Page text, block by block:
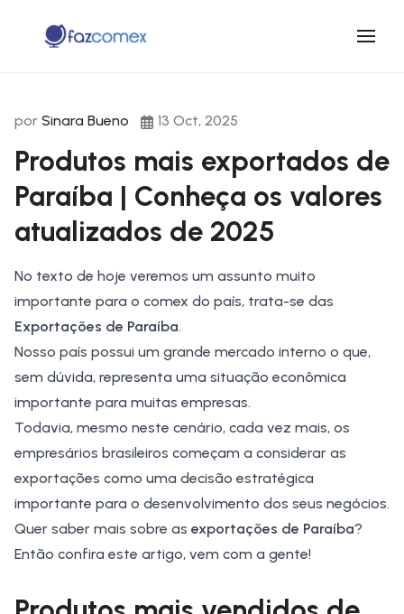
por Sinara Bueno 13 Oct, 2025
Produtos mais exportados de
Paraíba | Conheça os valores
atualizados de 2025
No texto de hoje veremos um assunto muito
importante para o comex do país, trata-se das
Exportações de Paraíba.
Nosso país possui um grande mercado interno o que,
sem dúvida, representa uma situação econômica
importante para muitas empresas.
Todavia, mesmo neste cenário, cada vez mais, os
empresários brasileiros começam a considerar as
exportações como uma decisão estratégica
importante para o desenvolvimento dos seus negócios.
Quer saber mais sobre as exportações de Paraíba?
Então confira este artigo, vem com a gente!